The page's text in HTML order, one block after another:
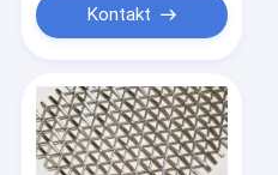
Kontakt